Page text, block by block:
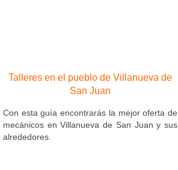
Talleres en el pueblo de Villanueva de
San Juan
Con esta guía encontrarás la mejor oferta de
mecánicos en Villanueva de San Juan y sus
alrededores.